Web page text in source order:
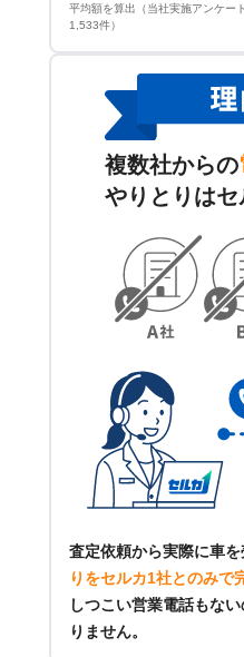
平均額を算出（当社実施アンケ
1,533件）
複数社からの
やりとりは
査定依頼から実際に車を
りをセルカ1社とのみで
しつこい営業電話もな
りません。